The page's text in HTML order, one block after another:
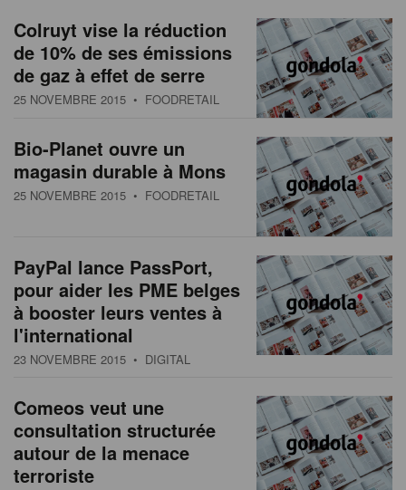
Colruyt vise la réduction
de 10% de ses émissions
de gaz à effet de serre
25 NOVEMBRE 2015 • FOODRETAIL
Bio-Planet ouvre un
magasin durable à Mons
25 NOVEMBRE 2015 • FOODRETAIL
PayPal lance PassPort,
pour aider les PME belges
à booster leurs ventes à
l'international
23 NOVEMBRE 2015 • DIGITAL
Comeos veut une
consultation structurée
autour de la menace
terroriste